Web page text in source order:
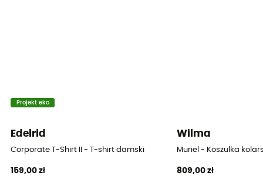
Projekt eko
Edelrid
Corporate T-Shirt II - T-shirt damski
159,00 zł
Wilma
Muriel - Koszulka
809,00 zł